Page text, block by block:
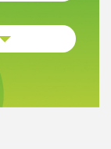
spolne